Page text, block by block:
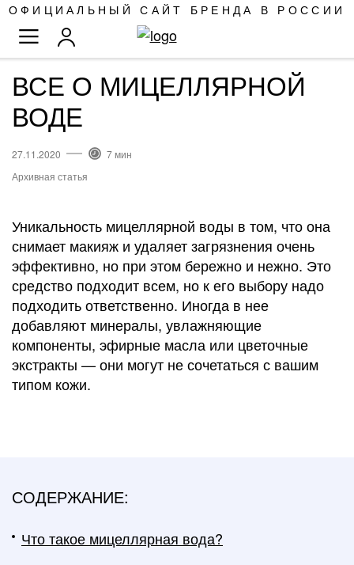
SKIP
TO
CONTENT
ОФИЦИАЛЬНЫЙ САЙТ БРЕНДА В РОССИИ
ВСЕ О МИЦЕЛЛЯРНОЙ
ВОДЕ
27.11.2020
7 мин
Архивная статья
Уникальность мицеллярной воды в том, что она
снимает макияж и удаляет загрязнения очень
эффективно, но при этом бережно и нежно. Это
средство подходит всем, но к его выбору надо
подходить ответственно. Иногда в нее
добавляют минералы, увлажняющие
компоненты, эфирные масла или цветочные
экстракты — они могут не сочетаться с вашим
типом кожи.
СОДЕРЖАНИЕ:
Что такое мицеллярная вода?